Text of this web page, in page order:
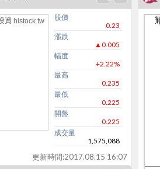
資 histock.tw
股價
0.23
漲跌
▲0.005
幅度
+2.22%
最高
0.235
最低
0.225
開盤
0.225
成交量
1,575,088
更新時間:2017.08.15 16:07